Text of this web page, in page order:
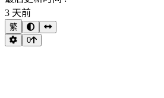
3 天前
繁
0